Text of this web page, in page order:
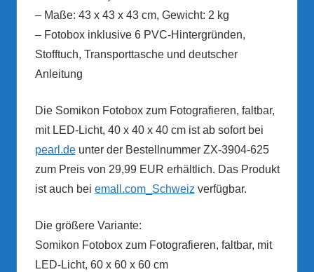
– Maße: 43 x 43 x 43 cm, Gewicht: 2 kg
– Fotobox inklusive 6 PVC-Hintergründen,
Stofftuch, Transporttasche und deutscher
Anleitung
Die Somikon Fotobox zum Fotografieren, faltbar,
mit LED-Licht, 40 x 40 x 40 cm ist ab sofort bei
pearl.deunter der Bestellnummer ZX-3904-625
zum Preis von 29,99 EUR erhältlich. Das Produkt
ist auch bei emall.com_Schweiz verfügbar.
Die größere Variante:
Somikon Fotobox zum Fotografieren, faltbar, mit
LED-Licht, 60 x 60 x 60 cm